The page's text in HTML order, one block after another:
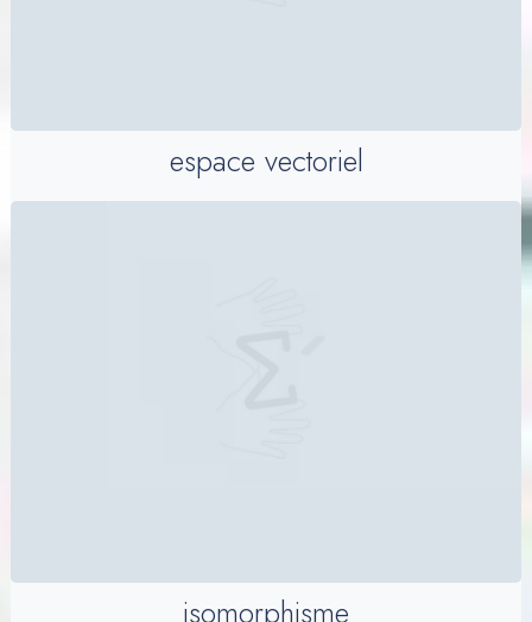
espace vectoriel
isomorphisme